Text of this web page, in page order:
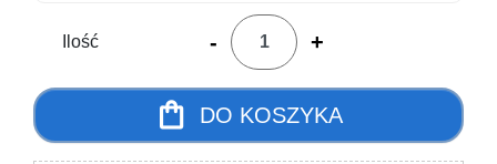
Ilość - +
shopping_bag DO KOSZYKA